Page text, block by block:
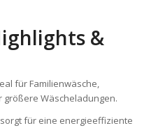
&
für Familienwäsche,
größere Wäscheladungen.
sorgt für eine energieeffiziente